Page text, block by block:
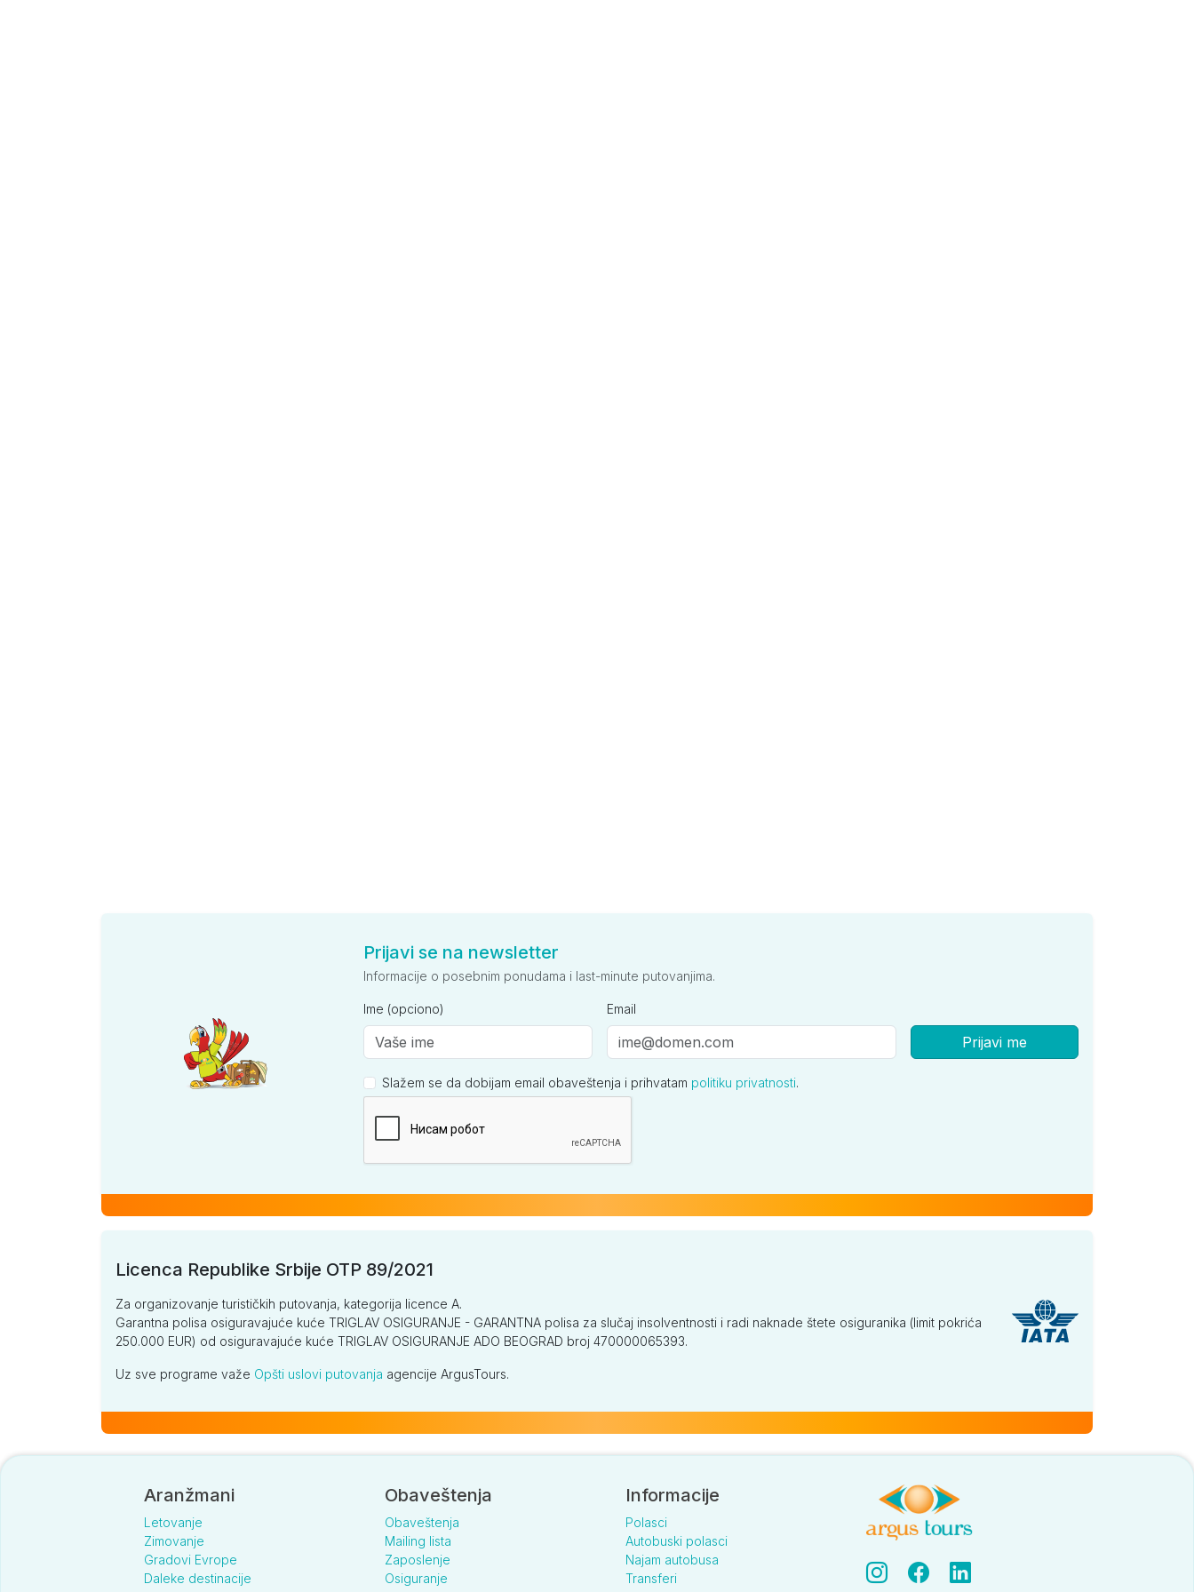
Prijavi se na newsletter
Informacije o posebnim ponudama i last-minute putovanjima.
Ime (opciono) Email
Prijavi me
Slažem se da dobijam email obaveštenja i prihvatam politiku privatnosti.
Licenca Republike Srbije OTP 89/2021
Za organizovanje turističkih putovanja, kategorija licence A.
Garantna polisa osiguravajuće kuće TRIGLAV OSIGURANJE - GARANTNA polisa za slučaj insolventnosti i radi naknade štete osiguranika (limit pokrića
250.000 EUR) od osiguravajuće kuće TRIGLAV OSIGURANJE ADO BEOGRAD broj 470000065393.
Uz sve programe važe Opšti uslovi putovanja agencije ArgusTours.
Aranžmani
Letovanje
Zimovanje
Gradovi Evrope
Daleke destinacije
Obaveštenja
Obaveštenja
Mailing lista
Zaposlenje
Osiguranje
Informacije
Polasci
Autobuski polasci
Najam autobusa
Transferi